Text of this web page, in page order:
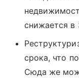
снижается в
срока, что
Сюда же